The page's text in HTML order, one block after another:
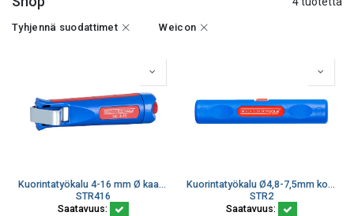
Tyhjennä suodattimet Weicon
Kuorintatyökalu 4-16 mm Ø kaapeleille
STR416
Saatavuus:
Kuorintatyökalu Ø4,8-7,5mm koaksiaalikaap. "putkimalli"
STR2
Saatavuus: